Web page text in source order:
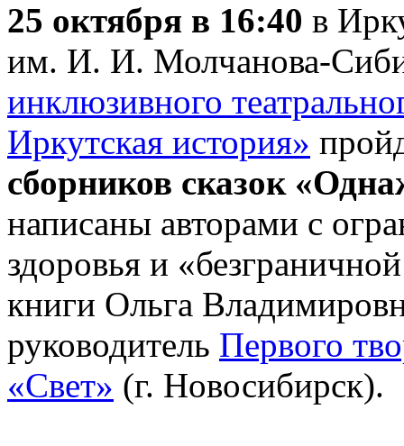
25 октября в 16:40 в
им. И. И. Молчанова-
инклюзивного
Иркутская история»
сборников сказок
написаны авторами с
здоровья и
книги Ольга
руководитель Первого
«Свет» (г. Новосибирск).